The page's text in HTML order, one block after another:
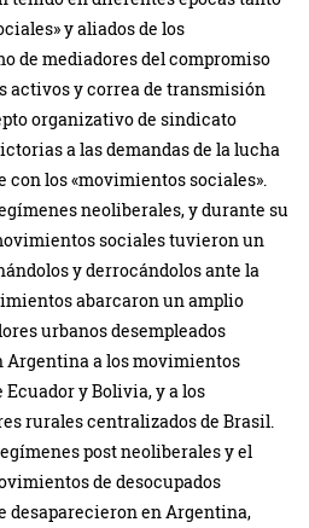
y aliados de los
de mediadores del compromiso
activos y correa de transmisión
organizativo de sindicato
a las demandas de la lucha
con los «movimientos sociales».
neoliberales, y durante su
sociales tuvieron un
y derrocándolos ante la
abarcaron un amplio
urbanos desempleados
Argentina a los movimientos
y Bolivia, y a los
rurales centralizados de Brasil.
post neoliberales y el
de desocupados
desaparecieron en Argentina,